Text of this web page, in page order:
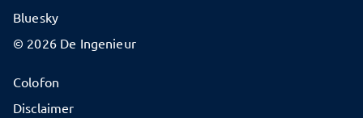
© 2026 De Ingenieur
Colofon
Disclaimer
Bluesky